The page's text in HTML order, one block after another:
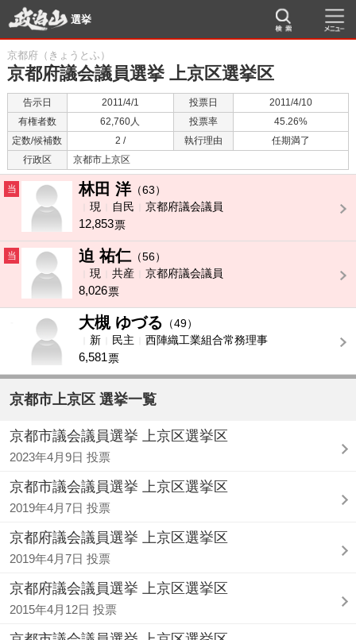
選挙
京都府（きょうとふ）
京都府議会議員選挙 上京区選挙区
告示日 2011/4/1 投票日
2011/4/10
有権者数
62,760人 投票率
45.26%
定数/候補数
2 / 執行理由
任期満了
行政区
京都市上京区
当 林田 洋（63）
現
自民 京都府議会議員
12,853票
当 迫 祐仁 （56）
現
共産 京都府議会議員
8,026票
大槻 ゆづる （49）
新
民主 西陣織工業組合常務理事
6,581票
京都市上京区 選挙一覧
京都市議会議員選挙 上京区選挙区
2023年4月9日 投票
京都市議会議員選挙 上京区選挙区
2019年4月7日 投票
京都府議会議員選挙 上京区選挙区
2019年4月7日 投票
京都府議会議員選挙 上京区選挙区
2015年4月12日 投票